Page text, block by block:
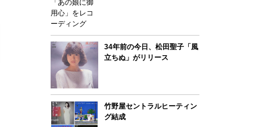
34年前の今日、松田聖子「風
立ちぬ」がリリース
竹野屋セントラルヒーティン
グ結成